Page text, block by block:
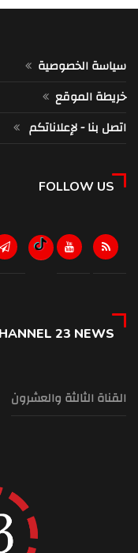
سياسة الخصوصية
خريطة الموقع
اتصل بنا - لإعلاناتكم
FOLLOW US
23 NEWS
القناة الثالثة والعشرون